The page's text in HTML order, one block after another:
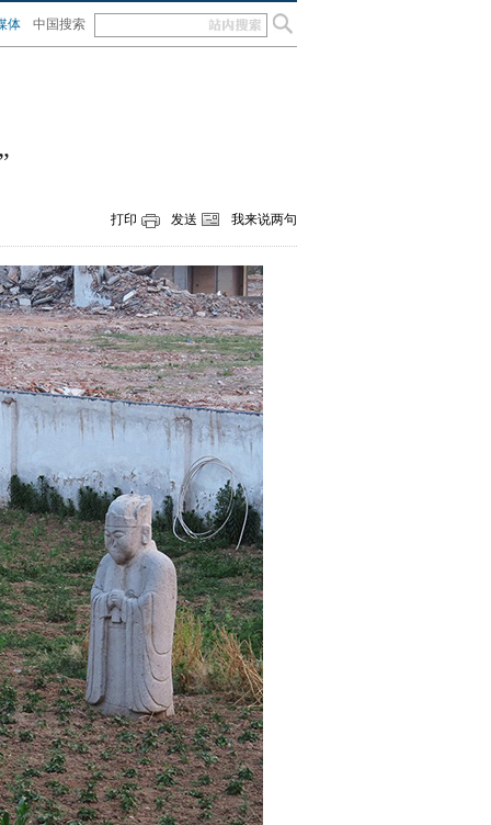
体 中国搜索
打印 发送 我来说两句